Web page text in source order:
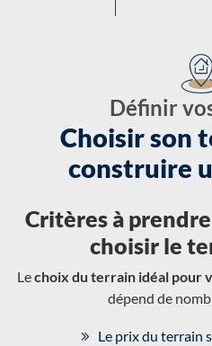
Définir
Choisir son
construire
Critères à
choisir le
Lechoix du terrain idéal pour
dépend de
Le prix du terrain